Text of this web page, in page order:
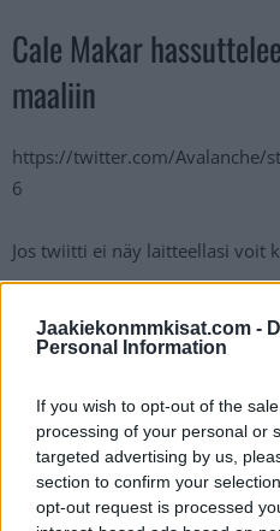
Jaakiekonmmkisat.com -
Personal Information
If you wish to opt-out of the
processing of your personal or
targeted advertising by us,
section to confirm your
opt-out request is processed
Cale Makar
maaliin
https://twitter.com/Avalanche/
6
Jos twiitti ei näy laitteellasi voit
Myös Coloradon suomalaiset
Mikko Rantaneniski
Artturi Lehkonenpääsi
yhden osuman.
Lue myös:Ville Hussolta